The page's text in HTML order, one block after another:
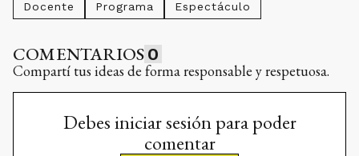
Docente Programa Espectáculo
COMENTARIOS 0
Compartí tus ideas de forma responsable y respetuosa.
Debes iniciar sesión para poder
comentar